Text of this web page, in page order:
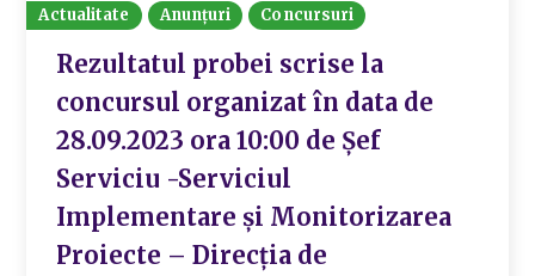
Actualitate Anunțuri Concursuri
Rezultatul probei scrise la
concursul organizat în data de
28.09.2023 ora 10:00 de Șef
Serviciu -Serviciul
Implementare și Monitorizarea
Proiecte – Direcția de